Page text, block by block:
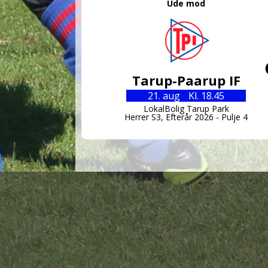
Ude mod
Tarup-Paarup IF
21. aug Kl. 18.45
LokalBolig Tarup Park
Herrer S3, Efterår 2026 - Pulje 4